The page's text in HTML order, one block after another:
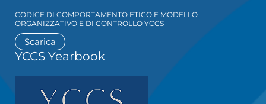
CODICE DI COMPORTAMENTO ETICO E MODELLO
ORGANIZZATIVO E DI CONTROLLO YCCS
Scarica
YCCS Yearbook